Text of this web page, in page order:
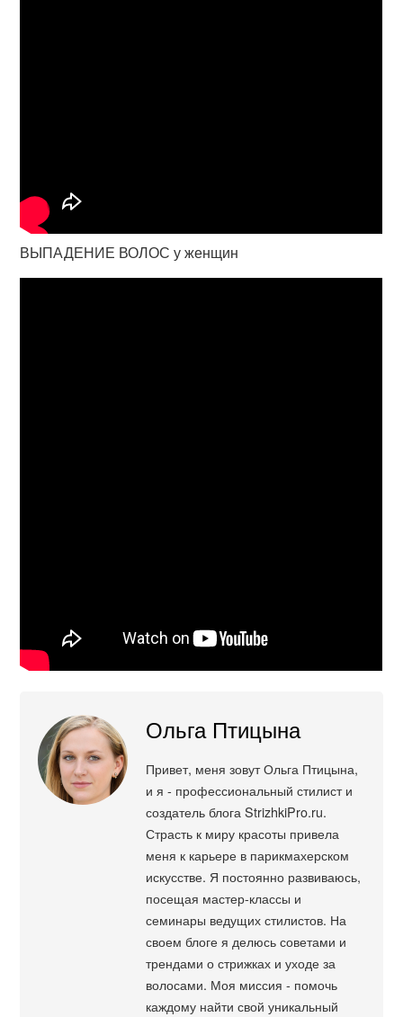
ВЫПАДЕНИЕ ВОЛОС у женщин
Ольга Птицына
Привет, меня зовут Ольга Птицына,
и я - профессиональный стилист и
создатель блога StrizhkiPro.ru.
Страсть к миру красоты привела
меня к карьере в парикмахерском
искусстве. Я постоянно развиваюсь,
посещая мастер-классы и
семинары ведущих стилистов. На
своем блоге я делюсь советами и
трендами о стрижках и уходе за
волосами. Моя миссия - помочь
каждому найти свой уникальный